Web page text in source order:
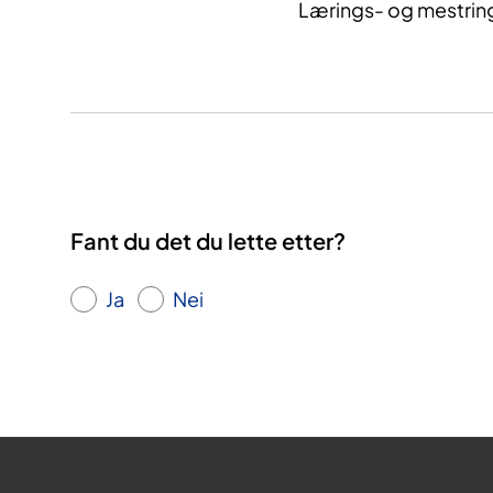
Lærings- og
Fant du det du lette etter?
Ja Nei